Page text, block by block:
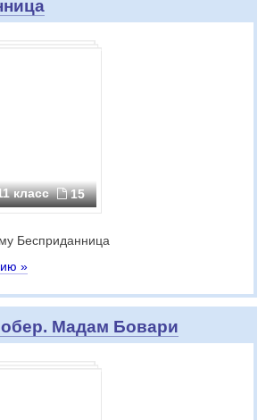
класс 15
Бесприданница
»
Мадам Бовари